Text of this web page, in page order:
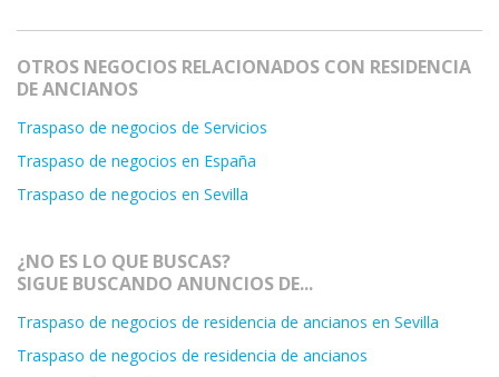
OTROS NEGOCIOS RELACIONADOS CON RESIDENCIA
DE ANCIANOS
Traspaso de negocios de Servicios
Traspaso de negocios en España
Traspaso de negocios en Sevilla
¿NO ES LO QUE BUSCAS?
SIGUE BUSCANDO ANUNCIOS DE...
Traspaso de negocios de residencia de ancianos en Sevilla
Traspaso de negocios de residencia de ancianos